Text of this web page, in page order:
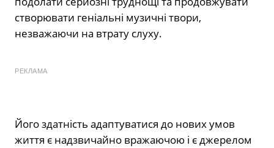
створювати геніальні музичні твори,
незважаючи на втрату слуху.
РЕКЛАМА
Його здатність адаптуватися до нових умов
життя є надзвичайно вражаючою і є джерелом